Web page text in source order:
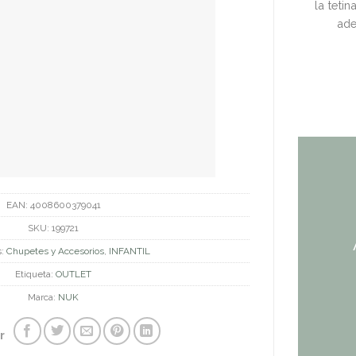
EAN: 4008600379041
SKU:199721
Chupetes y Accesorios INFANTIL
Etiqueta:OUTLET
Marca: NUK
la